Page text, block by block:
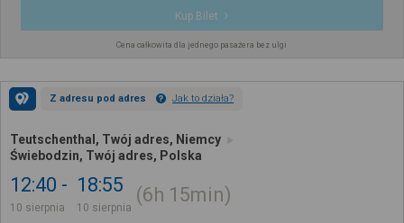
Kup Bilet
Cena całkowita dla jednego pasażera bez ulgi
Z adresu pod adres Jak to działa?
Teutschenthal, Twój adres, Niemcy
Świebodzin, Twój adres, Polska
12:40
10 sierpnia
18:55
10 sierpnia
6h 15min